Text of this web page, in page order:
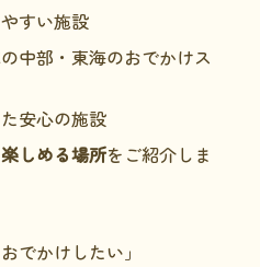
すい施設
中部・東海のおでかけス
安心の施設
しめる場所をご紹介しま
でかけしたい」